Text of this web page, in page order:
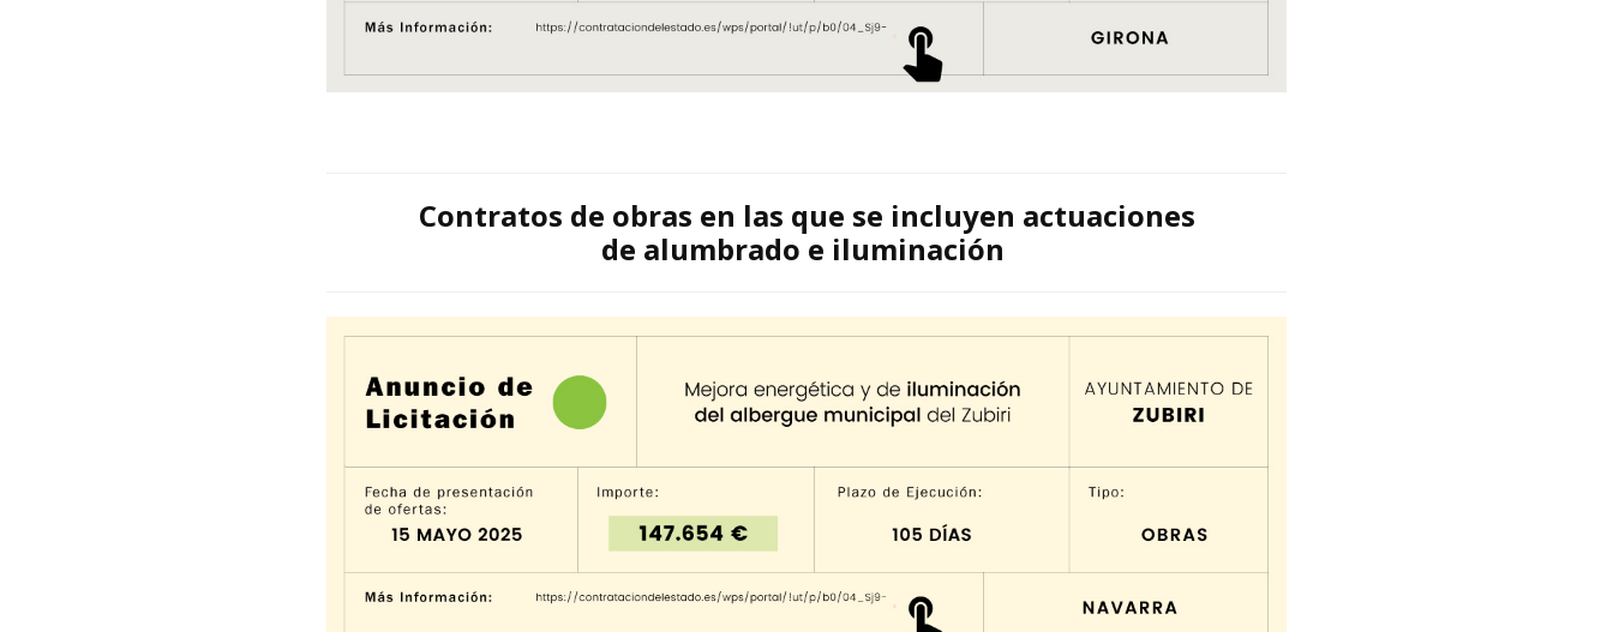
Contratos de obras en las que se incluyen actuaciones
de alumbrado e iluminación